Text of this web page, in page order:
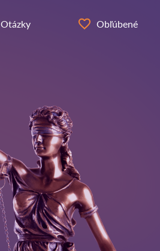
Otázky Obľúbené